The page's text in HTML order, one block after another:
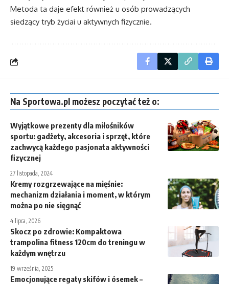
Metoda ta daje efekt również u osób prowadzących
siedzący tryb życiai u aktywnych fizycznie.
Na Sportowa.pl możesz poczytać też o:
Wyjątkowe prezenty dla miłośników
sportu: gadżety, akcesoria i sprzęt, które
zachwycą każdego pasjonata aktywności
fizycznej
27 listopada, 2024
Kremy rozgrzewające na mięśnie:
mechanizm działania i moment, w którym
można po nie sięgnąć
4 lipca, 2026
Skocz po zdrowie: Kompaktowa
trampolina fitness 120cm do treningu w
każdym wnętrzu
19 września, 2025
Emocjonujące regaty skifów i ósemek –